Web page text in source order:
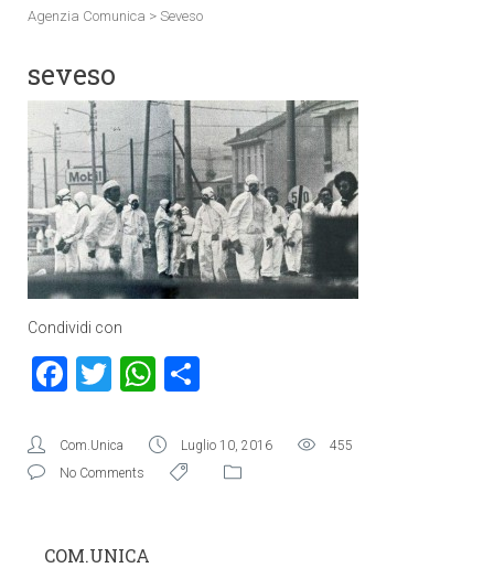
Agenzia Comunica > Seveso
seveso
Condividi con
Facebook
TwitterWhatsApp
Com.Unica Luglio 10, 2016
455
No Comments
COM.UNICA